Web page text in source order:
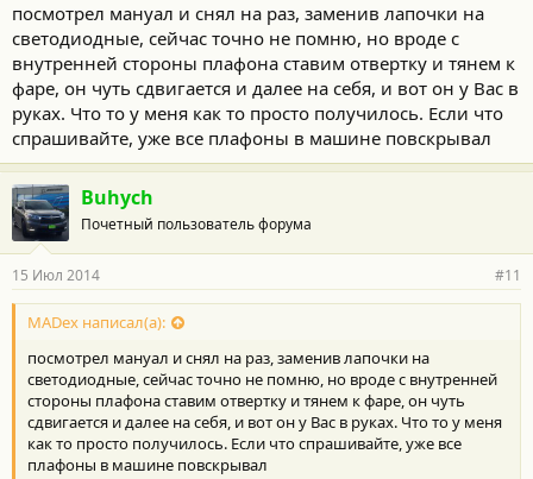
посмотрел мануал и снял на раз, заменив лапочки на
светодиодные, сейчас точно не помню, но вроде с
внутренней стороны плафона ставим отвертку и тянем к
фаре, он чуть сдвигается и далее на себя, и вот он у Вас в
руках. Что то у меня как то просто получилось. Если что
спрашивайте, уже все плафоны в машине повскрывал
Buhych
Почетный пользователь форума
15 Июл 2014 #11
MADex написал(а):
посмотрел мануал и снял на раз, заменив лапочки на
светодиодные, сейчас точно не помню, но вроде с внутренней
стороны плафона ставим отвертку и тянем к фаре, он чуть
сдвигается и далее на себя, и вот он у Вас в руках. Что то у меня
как то просто получилось. Если что спрашивайте, уже все
плафоны в машине повскрывал